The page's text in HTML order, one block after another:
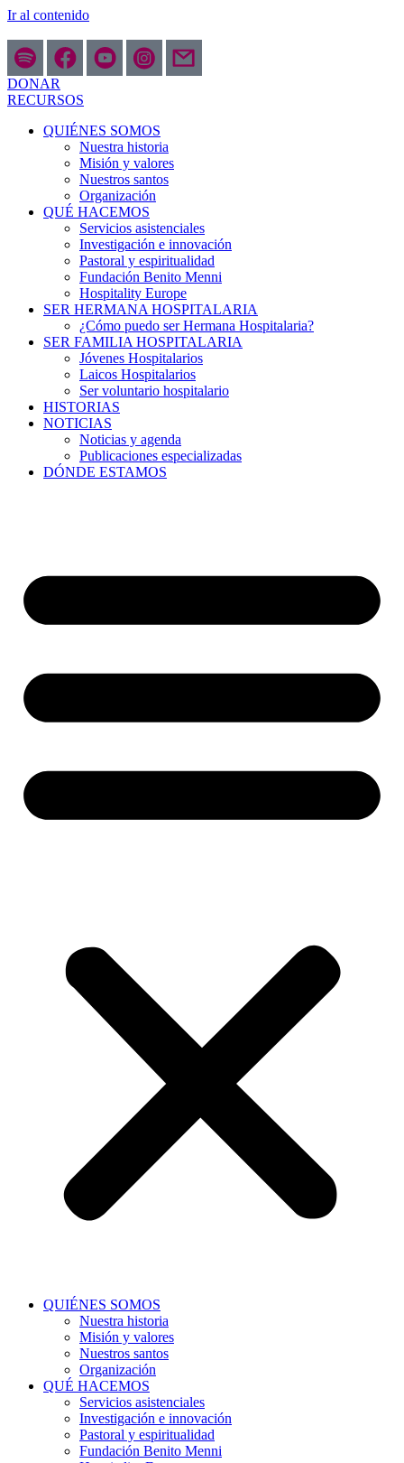
Ir al contenido
DONAR
RECURSOS
QUIÉNES SOMOS
Nuestra historia
Misión y valores
Nuestros santos
Organización
QUÉ HACEMOS
Servicios asistenciales
Investigación e innovación
Pastoral y espiritualidad
Fundación Benito Menni
Hospitality Europe
SER HERMANA HOSPITALARIA
¿Cómo puedo ser Hermana Hospitalaria?
SER FAMILIA HOSPITALARIA
Jóvenes Hospitalarios
Laicos Hospitalarios
Ser voluntario hospitalario
HISTORIAS
NOTICIAS
Noticias y agenda
Publicaciones especializadas
DÓNDE ESTAMOS
QUIÉNES SOMOS
Nuestra historia
Misión y valores
Nuestros santos
Organización
QUÉ HACEMOS
Servicios asistenciales
Investigación e innovación
Pastoral y espiritualidad
Fundación Benito Menni